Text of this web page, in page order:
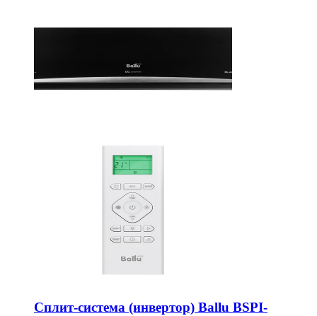
Сплит-система (инвертор) Ballu BSPI-